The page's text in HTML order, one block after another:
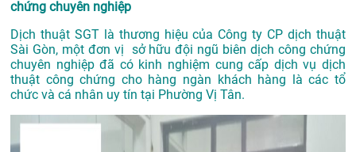
chứng chuyên nghiệp
Dịch thuật SGT là thương hiệu của Công ty CP dịch thuật
Sài Gòn, một đơn vị sở hữu đội ngũ biên dịch công chứng
chuyên nghiệp đã có kinh nghiệm cung cấp dịch vụ dịch
thuật công chứng cho hàng ngàn khách hàng là các tổ
chức và cá nhân uy tín tại Phường Vị Tân.